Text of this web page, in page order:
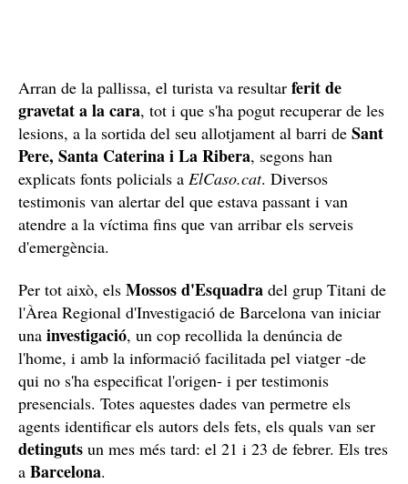
Arran de la pallissa, el turista va resultar ferit de
gravetat a la cara, tot i que s'ha pogut recuperar de les
lesions, a la sortida del seu allotjament al barri de Sant
Pere, Santa Caterina i La Ribera, segons han
explicats fonts policials a ElCaso.cat. Diversos
testimonis van alertar del que estava passant i van
atendre a la víctima fins que van arribar els serveis
d'emergència.
Per tot això, els Mossos d'Esquadra del grup Titani de
l'Àrea Regional d'Investigació de Barcelona van iniciar
una investigació, un cop recollida la denúncia de
l'home, i amb la informació facilitada pel viatger -de
qui no s'ha especificat l'origen- i per testimonis
presencials. Totes aquestes dades van permetre els
agents identificar els autors dels fets, els quals van ser
detinguts un mes més tard: el 21 i 23 de febrer. Els tres
a Barcelona.